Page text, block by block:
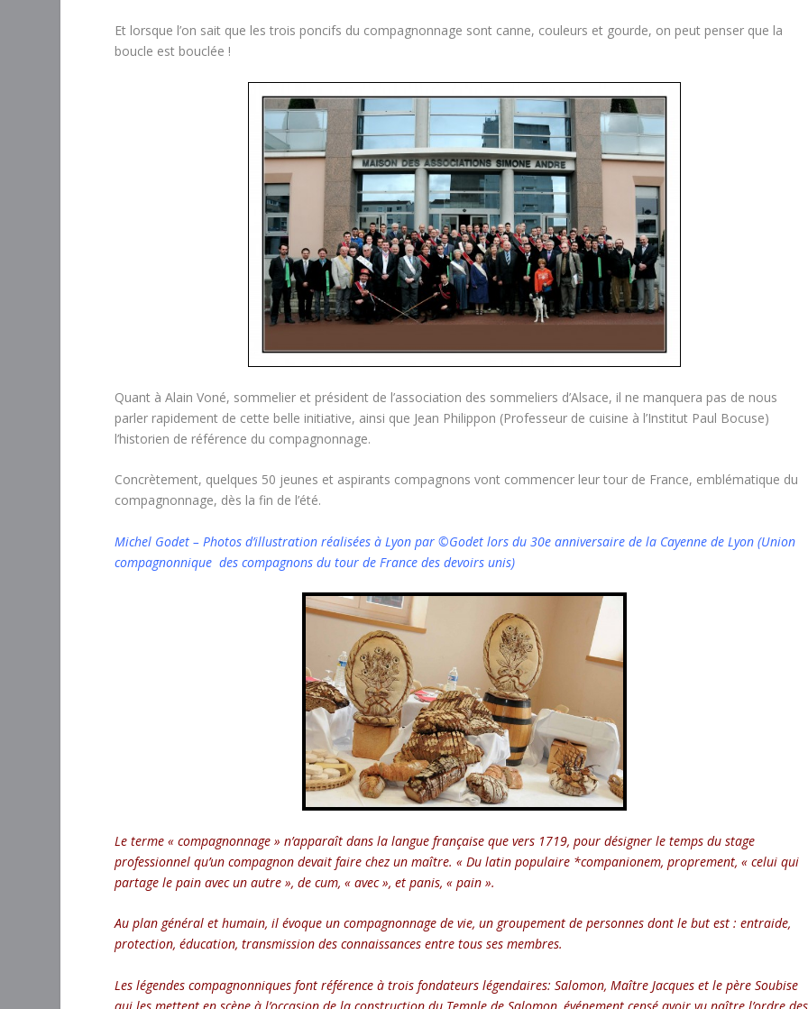
Et lorsque l’on sait que les trois poncifs du compagnonnage sont canne, couleurs et gourde, on peut penser que la
boucle est bouclée !
Quant à Alain Voné, sommelier et président de l’association des sommeliers d’Alsace, il ne manquera pas de nous
parler rapidement de cette belle initiative, ainsi que Jean Philippon (Professeur de cuisine à l’Institut Paul Bocuse)
l’historien de référence du compagnonnage.
Concrètement, quelques 50 jeunes et aspirants compagnons vont commencer leur tour de France, emblématique du
compagnonnage, dès la fin de l’été.
Michel Godet – Photos d’illustration réalisées à Lyon par ©Godet lors du 30e anniversaire de la Cayenne de Lyon (Union
compagnonnique des compagnons du tour de France des devoirs unis)
Le terme « compagnonnage » n’apparaît dans la langue française que vers 1719, pour désigner le temps du stage
professionnel qu’un compagnon devait faire chez un maître. « Du latin populaire *companionem, proprement, « celui qui
partage le pain avec un autre », de cum, « avec », et panis, « pain ».
Au plan général et humain, il évoque un compagnonnage de vie, un groupement de personnes dont le but est : entraide,
protection, éducation, transmission des connaissances entre tous ses membres.
Les légendes compagnonniques font référence à trois fondateurs légendaires: Salomon, Maître Jacques et le père Soubise